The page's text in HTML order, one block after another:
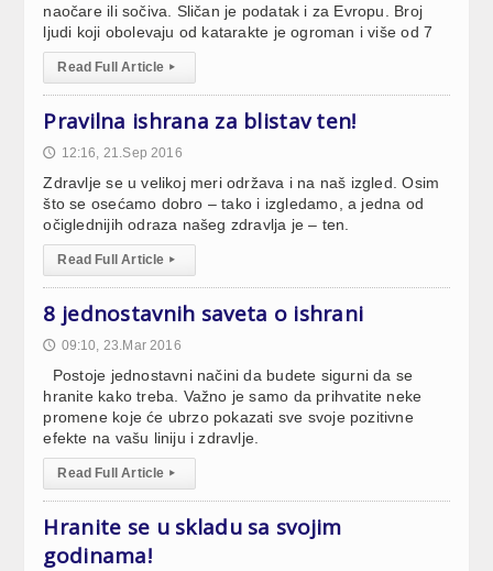
naočare ili sočiva. Sličan je podatak i za Evropu. Broj
ljudi koji obolevaju od katarakte je ogroman i više od 7
Read Full Article ▸
Pravilna ishrana za blistav ten!
🕔 12:16, 21.Sep 2016
Zdravlje se u velikoj meri održava i na naš izgled. Osim
što se osećamo dobro – tako i izgledamo, a jedna od
očiglednijih odraza našeg zdravlja je – ten.
Read Full Article ▸
8 jednostavnih saveta o ishrani
🕔 09:10, 23.Mar 2016
Postoje jednostavni načini da budete sigurni da se
hranite kako treba. Važno je samo da prihvatite neke
promene koje će ubrzo pokazati sve svoje pozitivne
efekte na vašu liniju i zdravlje.
Read Full Article ▸
Hranite se u skladu sa svojim
godinama!